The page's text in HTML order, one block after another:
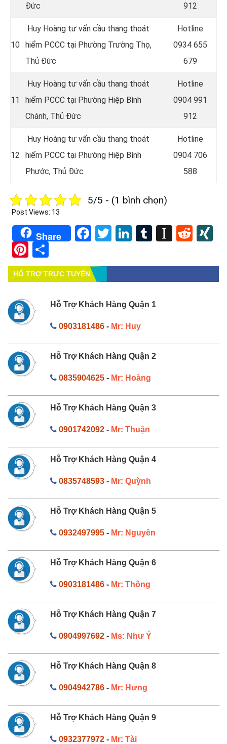
Đức
912
10
Huy Hoàng tư vấn cầu thang thoát
hiểm PCCC tại Phường Trường Thọ,
Thủ Đức
Hotline
0934 655
679
11
Huy Hoàng tư vấn cầu thang thoát
hiểm PCCC tại Phường Hiệp Bình
Chánh, Thủ Đức
Hotline
0904 991
912
12
Huy Hoàng tư vấn cầu thang thoát
hiểm PCCC tại Phường Hiệp Bình
Phước, Thủ Đức
Hotline
0904 706
588
5/5 - (1 bình chọn)
Post Views: 13
Share Facebook
TwitterLinkedIn
Tumblr
Pinterest
HỔ TRỢ TRỰC TUYẾN
Hỗ Trợ Khách Hàng Quận 1
0903181486- Mr: Huy
Hỗ Trợ Khách Hàng Quận 2
0835904625- Mr: Hoàng
Hỗ Trợ Khách Hàng Quận 3
0901742092- Mr: Thuận
Hỗ Trợ Khách Hàng Quận 4
0835748593- Mr: Quỳnh
Hỗ Trợ Khách Hàng Quận 5
0932497995- Mr: Nguyên
Hỗ Trợ Khách Hàng Quận 6
0903181486- Mr: Thông
Hỗ Trợ Khách Hàng Quận 7
0904997692- Ms: Như Ý
Hỗ Trợ Khách Hàng Quận 8
0904942786- Mr: Hưng
Hỗ Trợ Khách Hàng Quận 9
0932377972- Mr: Tài